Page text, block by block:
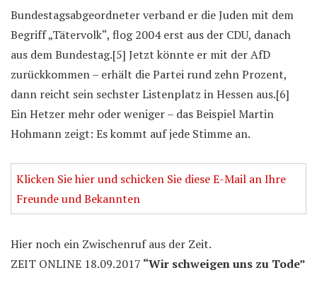
Bundestagsabgeordneter verband er die Juden mit dem
Begriff „Tätervolk“, flog 2004 erst aus der CDU, danach
aus dem Bundestag.[5] Jetzt könnte er mit der AfD
zurückkommen – erhält die Partei rund zehn Prozent,
dann reicht sein sechster Listenplatz in Hessen aus.[6]
Ein Hetzer mehr oder weniger – das Beispiel Martin
Hohmann zeigt: Es kommt auf jede Stimme an.
Klicken Sie hier und schicken Sie diese E-Mail an Ihre
Freunde und Bekannten
Hier noch ein Zwischenruf aus der Zeit.
ZEIT ONLINE 18.09.2017 “Wir schweigen uns zu Tode”